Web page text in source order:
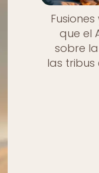
Fusiones
que el
sobre
las tribus